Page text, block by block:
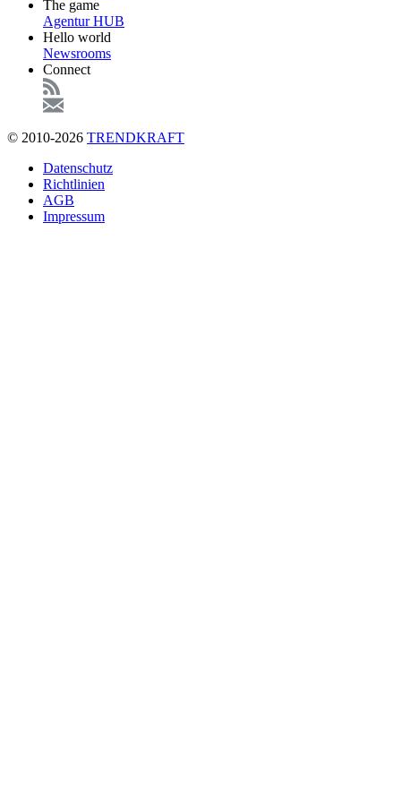
The game
Agentur HUB
Hello world
Newsrooms
Connect
© 2010-2026 TRENDKRAFT
FußzeileDatenschutz
Richtlinien
AGB
Impressum